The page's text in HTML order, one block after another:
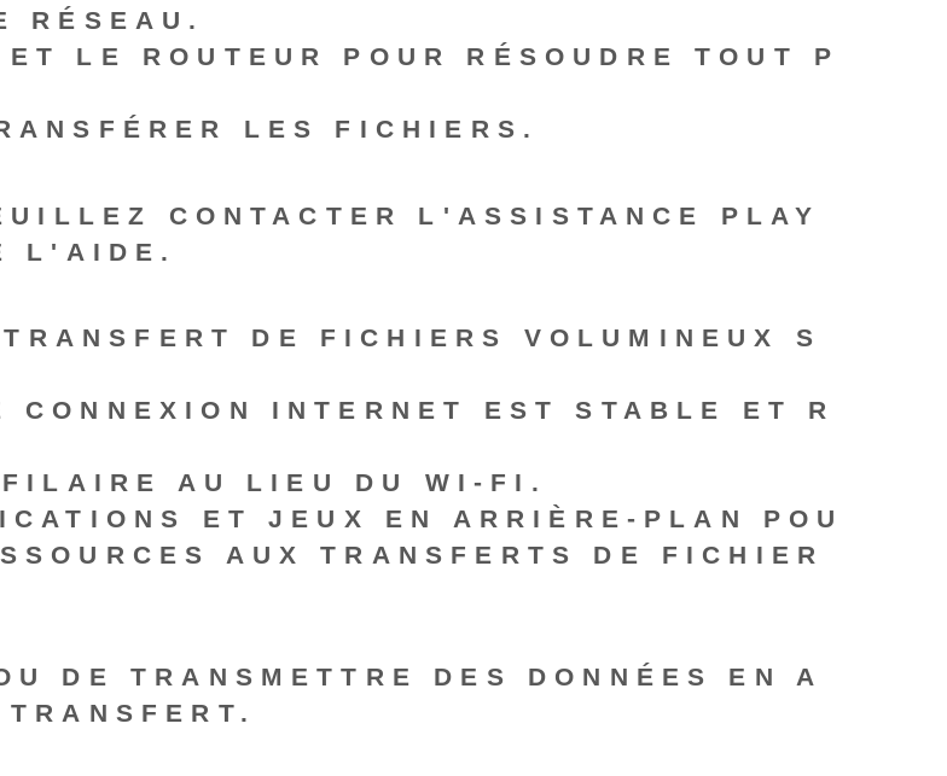
RÉSEAU.
LE ROUTEUR POUR RÉSOUDRE TOUT P
LES FICHIERS.
CONTACTER L'ASSISTANCE PLAY
L'AIDE.
DE FICHIERS VOLUMINEUX S
CONNEXION INTERNET EST STABLE ET R
AU LIEU DU WI-FI.
ET JEUX EN ARRIÈRE-PLAN POU
AUX TRANSFERTS DE FICHIER
DE TRANSMETTRE DES DONNÉES EN A